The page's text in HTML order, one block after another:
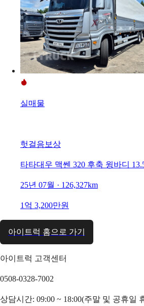
실매물
헛걸음보상
타타대우 맥쎈 320 후축 윙바디
25년 07월 · 126,327km
1억 3,200만원
아이트럭 홈으로 가기
아이트럭 고객센터
0508-0328-7002
상담시간: 09:00 ~ 18:00(주말 및 공휴일